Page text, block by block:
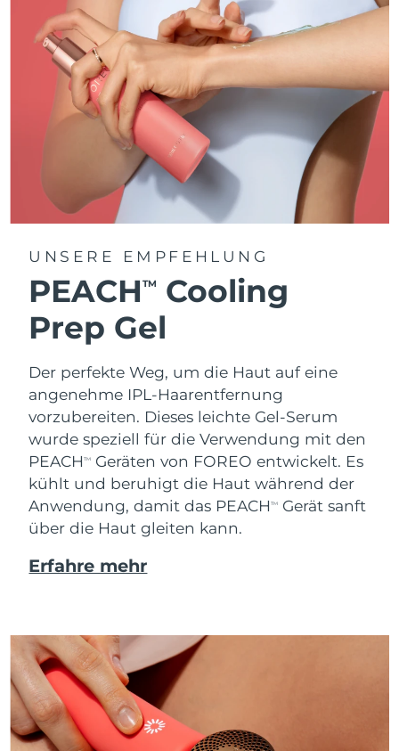
UNSERE EMPFEHLUNG
PEACHTM
Cooling
Prep Gel
Der perfekte Weg, um die Haut auf eine
angenehme IPL-Haarentfernung
vorzubereiten. Dieses leichte Gel-Serum
wurde speziell für die Verwendung mit den
PEACHTM
Geräten von FOREO entwickelt. Es
kühlt und beruhigt die Haut während der
Anwendung, damit das PEACHTM
Gerät sanft
über die Haut gleiten kann.
Erfahre mehr